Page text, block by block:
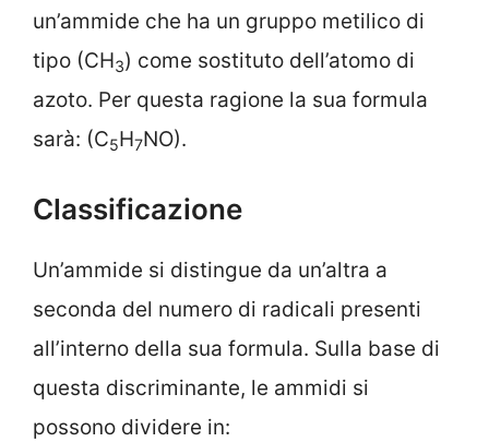
un’ammide che ha un gruppo metilico di
tipo (CH3) come sostituto dell’atomo di
azoto. Per questa ragione la sua formula
sarà: (C5H7NO).
Classificazione
Un’ammide si distingue da un’altra a
seconda del numero di radicali presenti
all’interno della sua formula. Sulla base di
questa discriminante, le ammidi si
possono dividere in: